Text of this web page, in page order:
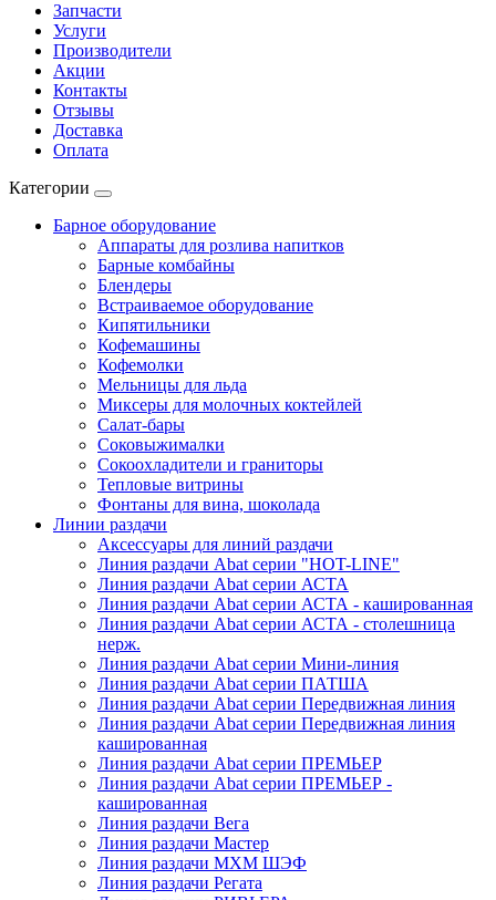
Запчасти
Услуги
Производители
Акции
Контакты
Отзывы
Доставка
Оплата
Категории
Барное оборудование
Аппараты для розлива напитков
Барные комбайны
Блендеры
Встраиваемое оборудование
Кипятильники
Кофемашины
Кофемолки
Мельницы для льда
Миксеры для молочных коктейлей
Салат-бары
Соковыжималки
Сокоохладители и граниторы
Тепловые витрины
Фонтаны для вина, шоколада
Линии раздачи
Аксессуары для линий раздачи
Линия раздачи Abat серии "HOT-LINE"
Линия раздачи Abat серии АСТА
Линия раздачи Abat серии АСТА - кашированная
Линия раздачи Abat серии АСТА - столешница
нерж.
Линия раздачи Abat серии Мини-линия
Линия раздачи Abat серии ПАТША
Линия раздачи Abat серии Передвижная линия
Линия раздачи Abat серии Передвижная линия
кашированная
Линия раздачи Abat серии ПРЕМЬЕР
Линия раздачи Abat серии ПРЕМЬЕР -
кашированная
Линия раздачи Вега
Линия раздачи Мастер
Линия раздачи МХМ ШЭФ
Линия раздачи Регата